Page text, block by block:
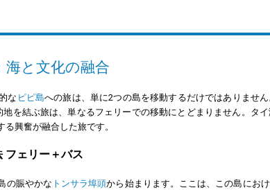
と文化の融合
な ピピ島への旅は、単に2つの島を移動するだけではありませ
を結ぶ旅は、単なるフェリーでの移動にとどまりません。タ
興奮が融合した旅です。
フェリー＋バス
の賑やかな トンサラ埠頭から始まります。ここは、この島にお